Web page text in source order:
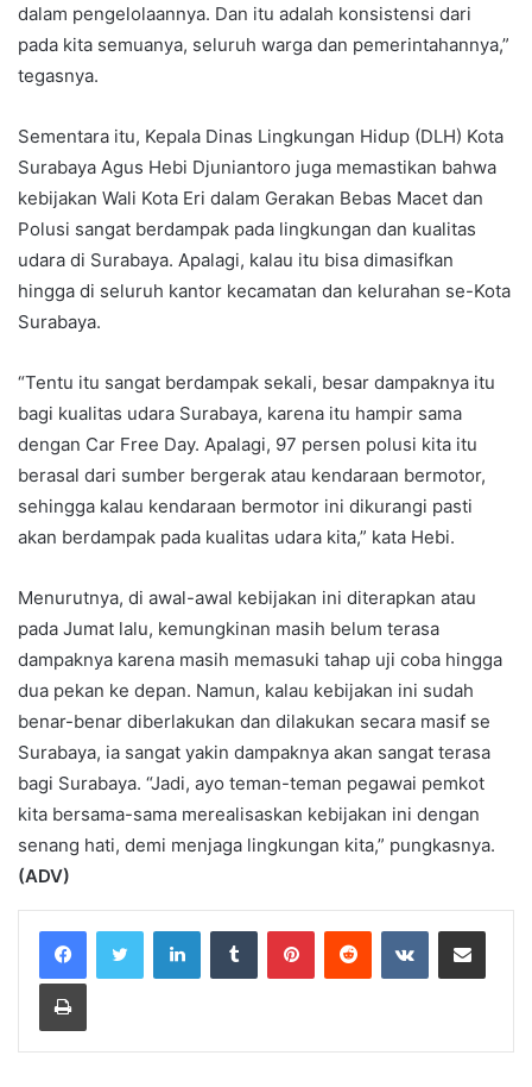
dalam pengelolaannya. Dan itu adalah konsistensi dari
pada kita semuanya, seluruh warga dan pemerintahannya,”
tegasnya.
Sementara itu, Kepala Dinas Lingkungan Hidup (DLH) Kota
Surabaya Agus Hebi Djuniantoro juga memastikan bahwa
kebijakan Wali Kota Eri dalam Gerakan Bebas Macet dan
Polusi sangat berdampak pada lingkungan dan kualitas
udara di Surabaya. Apalagi, kalau itu bisa dimasifkan
hingga di seluruh kantor kecamatan dan kelurahan se-Kota
Surabaya.
“Tentu itu sangat berdampak sekali, besar dampaknya itu
bagi kualitas udara Surabaya, karena itu hampir sama
dengan Car Free Day. Apalagi, 97 persen polusi kita itu
berasal dari sumber bergerak atau kendaraan bermotor,
sehingga kalau kendaraan bermotor ini dikurangi pasti
akan berdampak pada kualitas udara kita,” kata Hebi.
Menurutnya, di awal-awal kebijakan ini diterapkan atau
pada Jumat lalu, kemungkinan masih belum terasa
dampaknya karena masih memasuki tahap uji coba hingga
dua pekan ke depan. Namun, kalau kebijakan ini sudah
benar-benar diberlakukan dan dilakukan secara masif se
Surabaya, ia sangat yakin dampaknya akan sangat terasa
bagi Surabaya. “Jadi, ayo teman-teman pegawai pemkot
kita bersama-sama merealisaskan kebijakan ini dengan
senang hati, demi menjaga lingkungan kita,” pungkasnya.
(ADV)
LinkedInTumblr PinterestReddit VKontakteShare via Email
Print